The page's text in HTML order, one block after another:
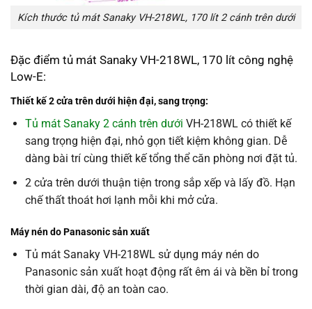
Kích thước tủ mát Sanaky VH-218WL, 170 lít 2 cánh trên dưới
Đặc điểm tủ mát Sanaky VH-218WL, 170 lít công nghệ
Low-E:
Thiết kế 2 cửa trên dưới hiện đại,sang trọng:
Tủ mát Sanaky 2 cánh trên dưới VH-218WL có thiết kế
sang trọng hiện đại, nhỏ gọn tiết kiệm không gian. Dễ
dàng bài trí cùng thiết kế tổng thể căn phòng nơi đặt tủ.
2 cửa trên dưới thuận tiện trong sắp xếp và lấy đồ. Hạn
chế thất thoát hơi lạnh mỗi khi mở cửa.
Máy nén do Panasonic sản xuất
Tủ mát Sanaky VH-218WL sử dụng máy nén do
Panasonic sản xuất hoạt động rất êm ái và bền bỉ trong
thời gian dài, độ an toàn cao.